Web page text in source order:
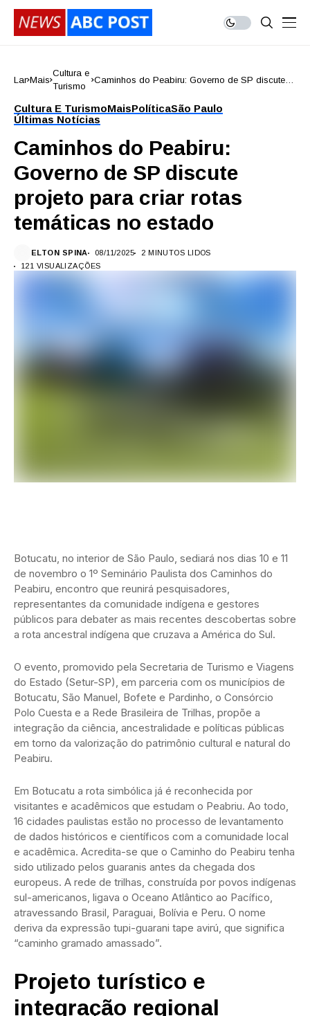
Lar Mais
Cultura e
Turismo
Caminhos do Peabiru: Governo de SP discute
Cultura E TurismoMaisPolíticaSão Paulo
Últimas Notícias
Caminhos do Peabiru:
Governo de SP discute
projeto para criar rotas
temáticas no estado
ELTON SPINA 08/11/2025
2 MINUTOS LIDOS
121 VISUALIZAÇÕES
Botucatu, no interior de São Paulo, sediará nos dias 10 e 11
de novembro o 1º Seminário Paulista dos Caminhos do
Peabiru, encontro que reunirá pesquisadores,
representantes da comunidade indígena e gestores
públicos para debater as mais recentes descobertas sobre
a rota ancestral indígena que cruzava a América do Sul.
O evento, promovido pela Secretaria de Turismo e Viagens
do Estado (Setur-SP), em parceria com os municípios de
Botucatu, São Manuel, Bofete e Pardinho, o Consórcio
Polo Cuesta e a Rede Brasileira de Trilhas, propõe a
integração da ciência, ancestralidade e políticas públicas
em torno da valorização do patrimônio cultural e natural do
Peabiru.
Em Botucatu a rota simbólica já é reconhecida por
visitantes e acadêmicos que estudam o Peabriu. Ao todo,
16 cidades paulistas estão no processo de levantamento
de dados históricos e científicos com a comunidade local
e acadêmica. Acredita-se que o Caminho do Peabiru tenha
sido utilizado pelos guaranis antes da chegada dos
europeus. A rede de trilhas, construída por povos indígenas
sul-americanos, ligava o Oceano Atlântico ao Pacífico,
atravessando Brasil, Paraguai, Bolívia e Peru. O nome
deriva da expressão tupi-guarani tape avirú, que significa
“caminho gramado amassado”.
Projeto turístico e
integração regional